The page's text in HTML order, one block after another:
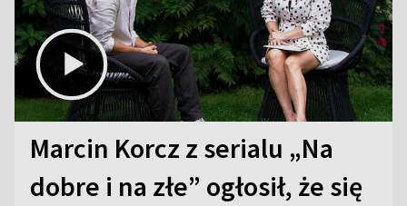
Marcin Korcz z serialu „Na
dobre i na złe” ogłosił, że się